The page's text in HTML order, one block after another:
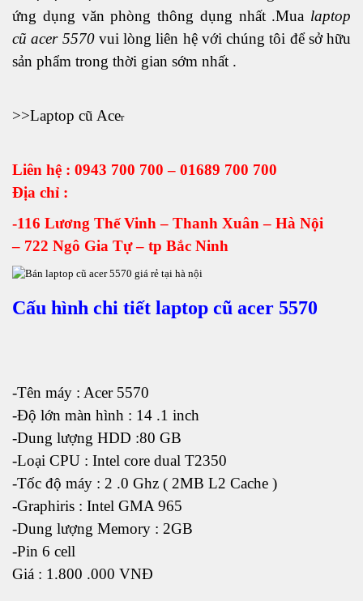
ứng dụng văn phòng thông dụng nhất .Mua laptop
cũ acer 5570vui lòng liên hệ với chúng tôi để sở hữu
sản phẩm trong thời gian sớm nhất .
>>Laptop cũ Acer
Liên hệ : 0943 700 700 – 01689 700 700
Địa chỉ :
-116 Lương Thế Vinh – Thanh Xuân – Hà Nội
– 722 Ngô Gia Tự – tp Bắc Ninh
Cấu hình chi tiết laptop cũ acer 5570
-Tên máy : Acer 5570
-Độ lớn màn hình : 14 .1 inch
-Dung lượng HDD :80 GB
-Loại CPU : Intel core dual T2350
-Tốc độ máy : 2 .0 Ghz ( 2MB L2 Cache )
-Graphiris : Intel GMA 965
-Dung lượng Memory : 2GB
-Pin 6 cell
Giá : 1.800 .000 VNĐ